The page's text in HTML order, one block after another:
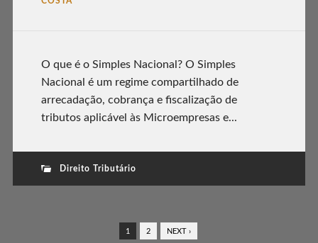
O que é o Simples Nacional? O Simples
Nacional é um regime compartilhado de
arrecadação, cobrança e fiscalização de
tributos aplicável às Microempresas e...
Direito Tributário
1 2 NEXT ›